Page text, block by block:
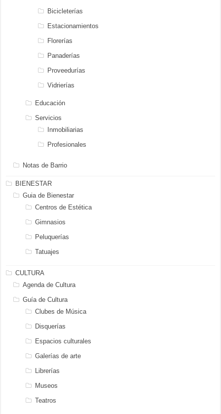
Bicicleterías
Estacionamientos
Florerías
Panaderías
Proveedurías
Vidrierías
Educación
Servicios
Inmobiliarias
Profesionales
Notas de Barrio
BIENESTAR
Guia de Bienestar
Centros de Estética
Gimnasios
Peluquerías
Tatuajes
CULTURA
Agenda de Cultura
Guía de Cultura
Clubes de Música
Disquerías
Espacios culturales
Galerías de arte
Librerías
Museos
Teatros